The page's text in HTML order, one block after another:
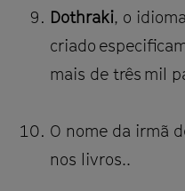
Dothraki, o
criado
mais de três mil
O nome da irmã
nos livros..